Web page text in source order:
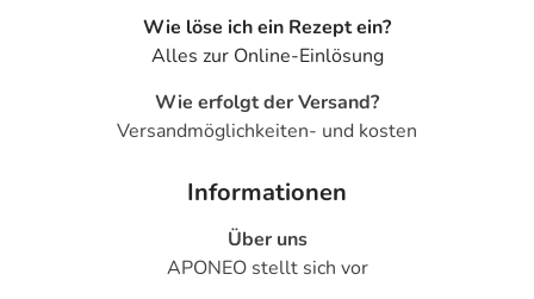
Wie löse ich ein Rezept ein?
Alles zur Online-Einlösung
Wie erfolgt der Versand?
Versandmöglichkeiten- und kosten
Informationen
Über uns
APONEO stellt sich vor